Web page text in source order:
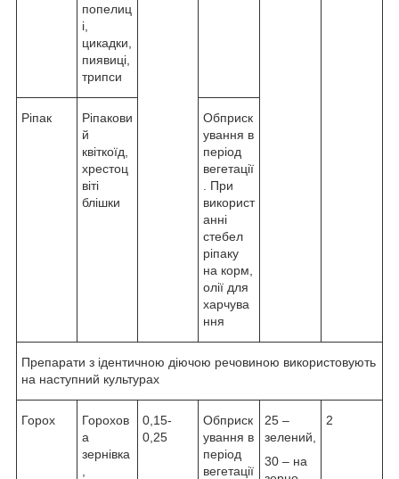
попелиц
і,
цикадки,
пиявиці,
трипси
Ріпак
Ріпакови
й
квіткоїд,
хрестоц
віті
блішки
Обприск
ування в
період
вегетації
. При
використ
анні
стебел
ріпаку
на корм,
олії для
харчува
ння
Препарати з ідентичною діючою речовиною використовують
на наступний культурах
Горох
Горохов
а
зернівка
,
0,15-
0,25
Обприск
ування в
період
вегетації
25 –
зелений,
30 – на
2